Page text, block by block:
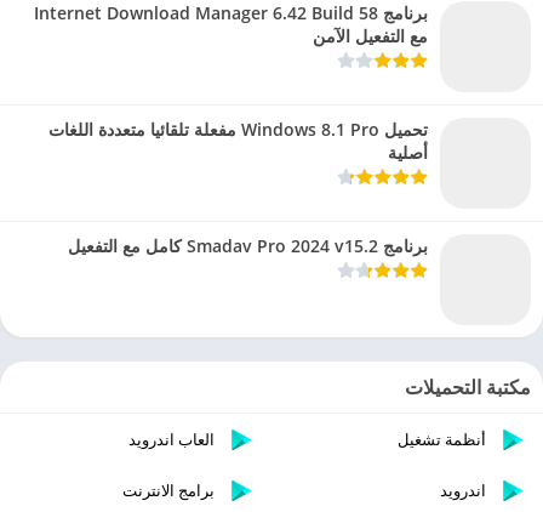
برنامج Internet Download Manager 6.42 Build 58
مع التفعيل الآمن
تحميل Windows 8.1 Pro مفعلة تلقائيا متعددة اللغات
أصلية
برنامج Smadav Pro 2024 v15.2 كامل مع التفعيل
مكتبة التحميلات
أنظمة تشغيل العاب اندرويد
اندرويد برامج الانترنت